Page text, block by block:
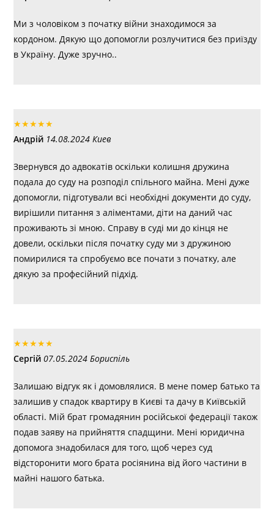
Ми з чоловіком з початку війни знаходимося за
кордоном. Дякую що допомогли розлучитися без приїзду
в Україну. Дуже зручно..
★★★★★
Андрій 14.08.2024 Киев
Звернувся до адвокатів оскільки колишня дружина
подала до суду на розподіл спільного майна. Мені дуже
допомогли, підготували всі необхідні документи до суду,
вирішили питання з аліментами, діти на даний час
проживають зі мною. Справу в суді ми до кінця не
довели, оскільки після початку суду ми з дружиною
помирилися та спробуємо все почати з початку, але
дякую за професійний підхід.
★★★★★
Сергій 07.05.2024 Бориспіль
Залишаю відгук як і домовлялися. В мене помер батько та
залишив у спадок квартиру в Києві та дачу в Київській
області. Мій брат громадянин російської федерації також
подав заяву на прийняття спадщини. Мені юридична
допомога знадобилася для того, щоб через суд
відсторонити мого брата росіянина від його частини в
майні нашого батька.